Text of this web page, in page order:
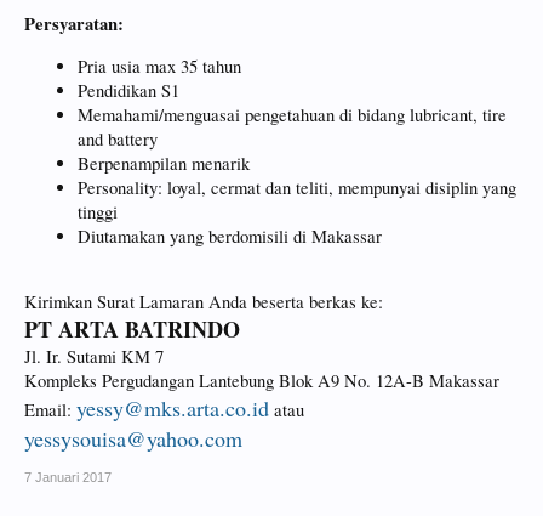
Persyaratan:
Pria usia max 35 tahun
Pendidikan S1
Memahami/menguasai pengetahuan di bidang lubricant, tire
and battery
Berpenampilan menarik
Personality: loyal, cermat dan teliti, mempunyai disiplin yang
tinggi
Diutamakan yang berdomisili di Makassar
Kirimkan Surat Lamaran Anda beserta berkas ke:
PT ARTA BATRINDO
Jl. Ir. Sutami KM 7
Kompleks Pergudangan Lantebung Blok A9 No. 12A-B Makassar
Email: yessy@mks.arta.co.id atau
yessysouisa@yahoo.com
7 Januari 2017